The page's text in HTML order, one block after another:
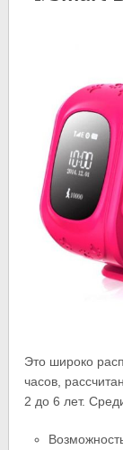
Это широко
часов,
2 до 6 лет.